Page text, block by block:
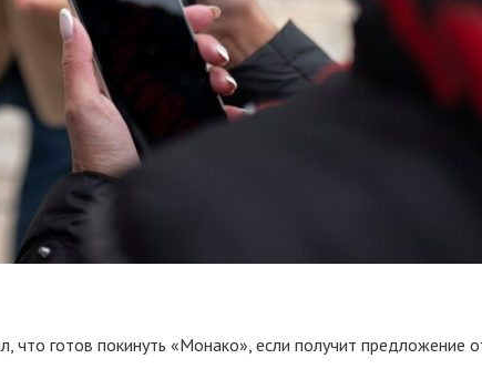
что готов покинуть «Монако», если получит